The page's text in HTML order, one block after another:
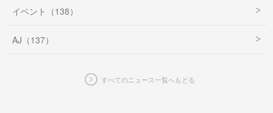
イベント（138）
AJ（137）
すべてのニュース一覧へもどる